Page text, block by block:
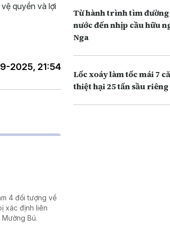
quyền và lợi
2025, 21:54
4 đối tượng về
xác định liên
Bú.
Từ hành trình tìm
nước đến nhịp cầu hữu
Nga
Lốc xoáy làm tốc mái 7
thiệt hại 25 tấn sầu riêng